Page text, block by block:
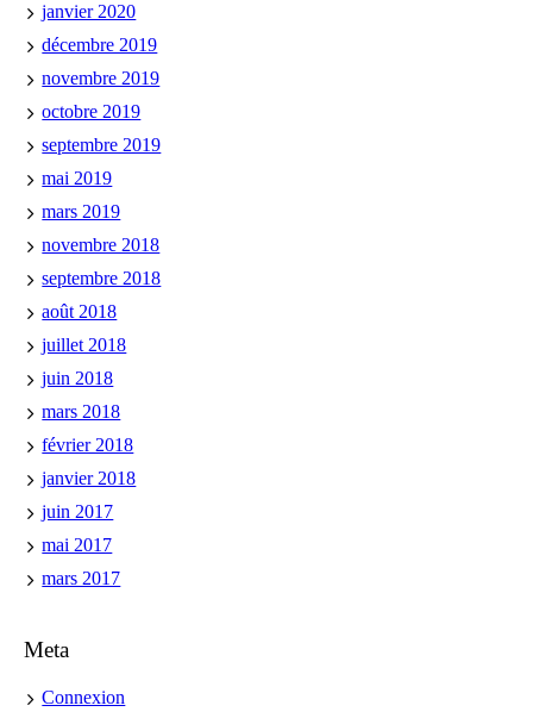
janvier 2020
décembre 2019
novembre 2019
octobre 2019
septembre 2019
mai 2019
mars 2019
novembre 2018
septembre 2018
août 2018
juillet 2018
juin 2018
mars 2018
février 2018
janvier 2018
juin 2017
mai 2017
mars 2017
Meta
Connexion